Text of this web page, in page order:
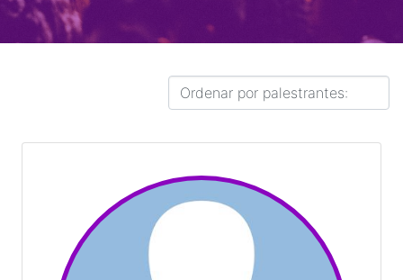
Online
Orçamento